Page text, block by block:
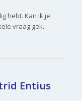
hebt. Kan ik je
vraag gek.
Entius